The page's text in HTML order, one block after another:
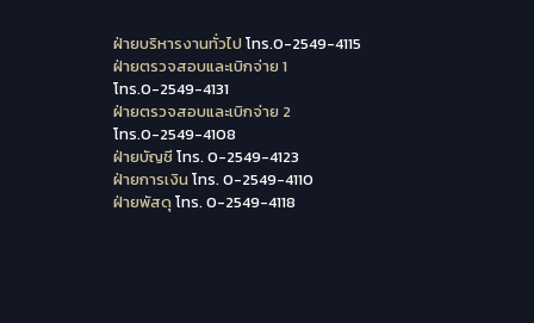
ฝ่ายบริหารงานทั่วไป โทร.0-2549-4115
ฝ่ายตรวจสอบและเบิกจ่าย 1
โทร.0-2549-4131
ฝ่ายตรวจสอบและเบิกจ่าย 2
โทร.0-2549-4108
ฝ่ายบัญชีโทร. 0-2549-4123
ฝ่ายการเงิน โทร. 0-2549-4110
ฝ่ายพัสดุ โทร. 0-2549-4118